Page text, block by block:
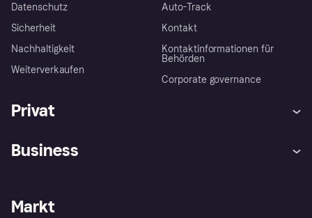
Datenschutz
Sicherheit
Nachhaltigkeit
Weiterverkaufen
Auto-Track
Kontakt
Kontaktinformationen für
Behörden
Corporate governance
Privat
Shops entdecken
Business
Händlerportal
Markt